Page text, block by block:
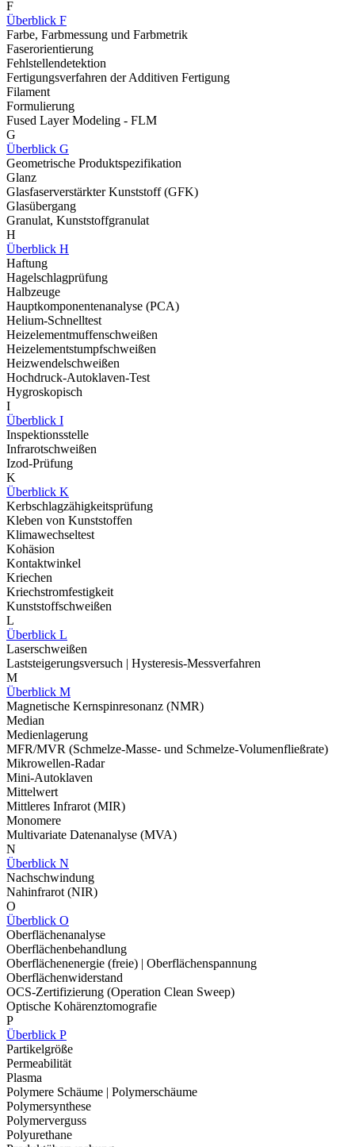
F
Überblick F
Farbe, Farbmessung und Farbmetrik
Faserorientierung
Fehlstellendetektion
Fertigungsverfahren der Additiven Fertigung
Filament
Formulierung
Fused Layer Modeling - FLM
G
Überblick G
Geometrische Produktspezifikation
Glanz
Glasfaserverstärkter Kunststoff (GFK)
Glasübergang
Granulat, Kunststoffgranulat
H
Überblick H
Haftung
Hagelschlagprüfung
Halbzeuge
Hauptkomponentenanalyse (PCA)
Helium-Schnelltest
Heizelementmuffenschweißen
Heizelementstumpfschweißen
Heizwendelschweißen
Hochdruck-Autoklaven-Test
Hygroskopisch
I
Überblick I
Inspektionsstelle
Infrarotschweißen
Izod-Prüfung
K
Überblick K
Kerbschlagzähigkeitsprüfung
Kleben von Kunststoffen
Klimawechseltest
Kohäsion
Kontaktwinkel
Kriechen
Kriechstromfestigkeit
Kunststoffschweißen
L
Überblick L
Laserschweißen
Laststeigerungsversuch | Hysteresis-Messverfahren
M
Überblick M
Magnetische Kernspinresonanz (NMR)
Median
Medienlagerung
MFR/MVR (Schmelze-Masse- und Schmelze-Volumenfließrate)
Mikrowellen-Radar
Mini-Autoklaven
Mittelwert
Mittleres Infrarot (MIR)
Monomere
Multivariate Datenanalyse (MVA)
N
Überblick N
Nachschwindung
Nahinfrarot (NIR)
O
Überblick O
Oberflächenanalyse
Oberflächenbehandlung
Oberflächenenergie (freie) | Oberflächenspannung
Oberflächenwiderstand
OCS-Zertifizierung (Operation Clean Sweep)
Optische Kohärenztomografie
P
Überblick P
Partikelgröße
Permeabilität
Plasma
Polymere Schäume | Polymerschäume
Polymersynthese
Polymerverguss
Polyurethane